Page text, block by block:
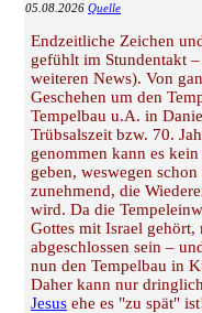
05.08.2026 Quelle
Endzeitliche Zeichen
gefühlt im Stundentakt
weiteren News). Von
Geschehen um den
Tempelbau u.A. in
Trübsalszeit bzw. 70.
genommen kann es
geben, weswegen
zunehmend, die
wird. Da die
Gottes mit Israel gehört,
abgeschlossen sein –
nun den Tempelbau in
Daher kann nur
Jesus ehe es "zu spät"